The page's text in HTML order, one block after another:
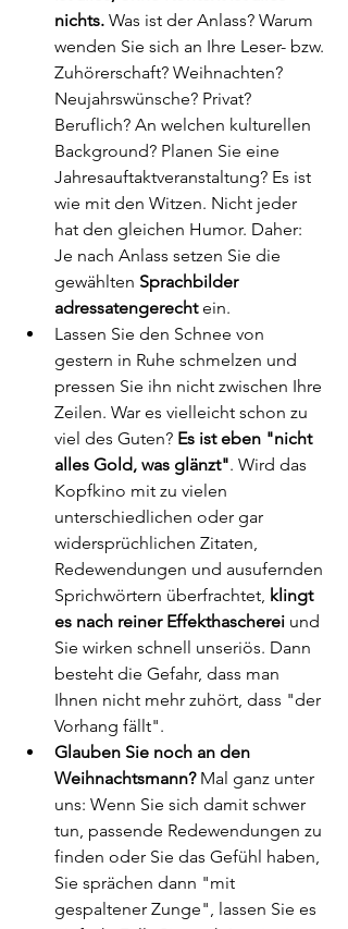
nichts. Was ist der Anlass? Warum
wenden Sie sich an Ihre Leser- bzw.
Zuhörerschaft? Weihnachten?
Neujahrswünsche? Privat?
Beruflich? An welchen kulturellen
Background? Planen Sie eine
Jahresauftaktveranstaltung? Es ist
wie mit den Witzen. Nicht jeder
hat den gleichen Humor. Daher:
Je nach Anlass setzen Sie die
gewählten Sprachbilder
adressatengerecht ein.
Lassen Sie den Schnee von
gestern in Ruhe schmelzen und
pressen Sie ihn nicht zwischen Ihre
Zeilen. War es vielleicht schon zu
viel des Guten? Es ist eben "nicht
alles Gold, was glänzt". Wird das
Kopfkino mit zu vielen
unterschiedlichen oder gar
widersprüchlichen Zitaten,
Redewendungen und ausufernden
Sprichwörtern überfrachtet, klingt
es nach reiner Effekthascherei und
Sie wirken schnell unseriös. Dann
besteht die Gefahr, dass man
Ihnen nicht mehr zuhört, dass "der
Vorhang fällt".
Glauben Sie noch an den
Weihnachtsmann? Mal ganz unter
uns: Wenn Sie sich damit schwer
tun, passende Redewendungen zu
finden oder Sie das Gefühl haben,
Sie sprächen dann "mit
gespaltener Zunge", lassen Sie es